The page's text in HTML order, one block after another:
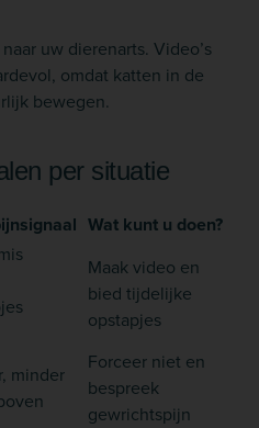
uw dierenarts. Video’s
omdat katten in de
bewegen.
per situatie
Wat kunt u doen?
Maak video en
bied tijdelijke
opstapjes
minder
Forceer niet en
bespreek
gewrichtspijn